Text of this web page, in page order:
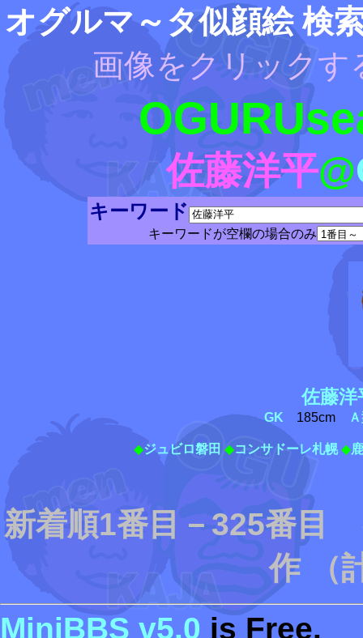
オグルマ～タ似顔絵 検
画像をクリックす
佐藤洋平@
キーワード
キーワードが空欄の場合のみ
佐藤洋
GK 185cm
◆ジュビロ磐田 ◆コンサドーレ札幌 ◆
新着順1番目－325番
作 （
MiniBBS v5.0 is Free.